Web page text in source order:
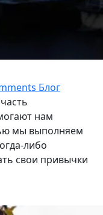
Блог
нам
мы выполняем
либо
свои привычки